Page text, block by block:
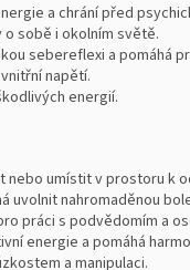
a chrání před
sobě i okolním světě.
sebereflexi a pomáhá
napětí.
energií.
umístit v prostoru k
uvolnit nahromaděnou
práci s podvědomím a
energie a pomáhá
a manipulaci.